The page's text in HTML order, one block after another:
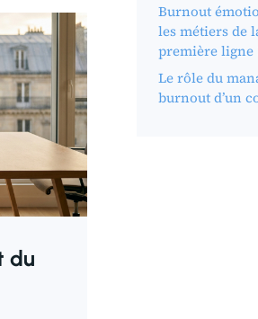
du
Burnout
les métiers de
première ligne
Le rôle du
burnout d’un